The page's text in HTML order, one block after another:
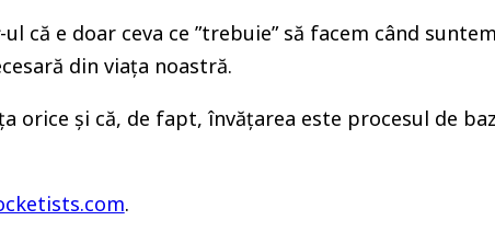
-ul că e doar ceva ce ”trebuie” să facem când
din viața noastră.
orice și că, de fapt, învățarea este procesul de
.